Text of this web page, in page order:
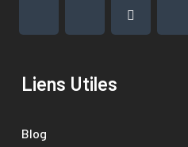
Liens Utiles
Blog